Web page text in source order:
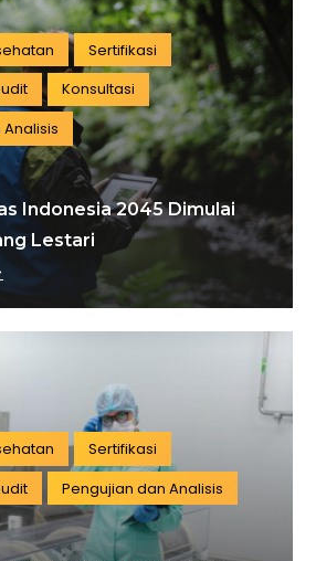
Sertifikasi
Konsultasi
Indonesia 2045 Dimulai
Lestari
Sertifikasi
Pengujian dan Analisis